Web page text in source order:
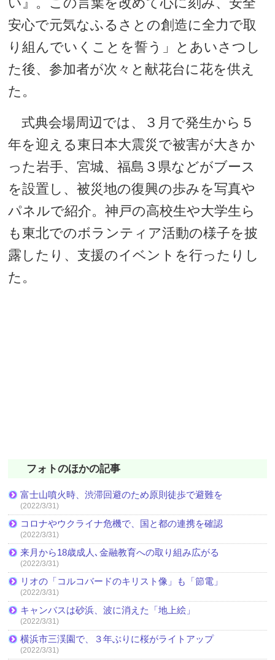
安心で元気なふるさとの創造に全力で取
り組んでいくことを誓う」とあいさつし
た後、参加者が次々と献花台に花を供え
た。
式典会場周辺では、３月で発生から５
年を迎える東日本大震災で被害が大きか
った岩手、宮城、福島３県などがブース
を設置し、被災地の復興の歩みを写真や
パネルで紹介。神戸の高校生や大学生ら
も東北でのボランティア活動の様子を披
露したり、支援のイベントを行ったりし
た。
フォトのほかの記事
富士山噴火時、渋滞回避のため原則徒歩で避難を
(2022/3/31)
コロナやウクライナ危機で、国と都の連携を確認
(2022/3/31)
来月から18歳成人､金融教育への取り組み広がる
(2022/3/31)
リオの「コルコバードのキリスト像」も「節電」
(2022/3/31)
キャンバスは砂浜、波に消えた「地上絵」
(2022/3/31)
横浜市三渓園で、３年ぶりに桜がライトアップ
(2022/3/31)